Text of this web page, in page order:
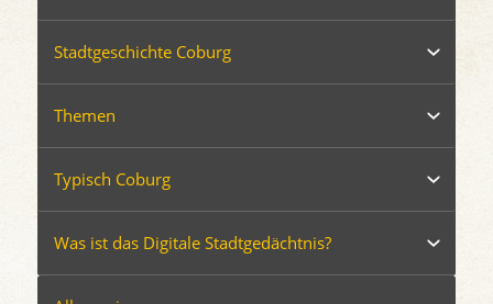
Stadtgeschichte Coburg
Themen
Typisch Coburg
Was ist das Digitale Stadtgedächtnis?